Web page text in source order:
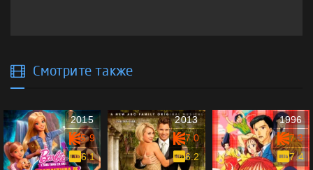
Смотрите также
2015
5.9
6.1
2013
7.0
6.2
1996
7.3
7.4